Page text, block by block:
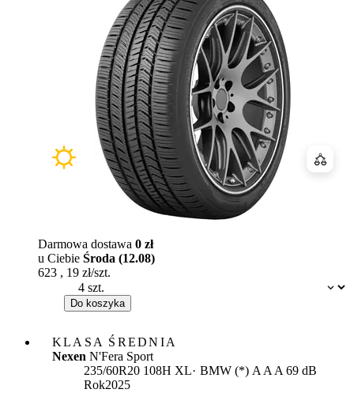
Dostępność:
Darmowa dostawa 0 zł
u Ciebie Środa (12.08)
623 , 19 zł/szt.
Do koszyka
KLASA ŚREDNIA
Nexen N'Fera Sport
235/60R20 108H XL
BMW (*) Etykieta:
A A A 69 dB
Rok2025